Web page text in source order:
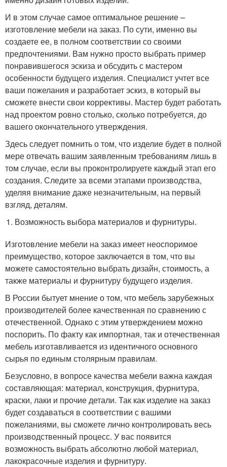
И в этом случае самое оптимальное решение –
изготовление мебели на заказ. По сути, именно вы
создаете ее, в полном соответствии со своими
предпочтениями. Вам нужно просто выбрать пример
понравившегося эскиза и обсудить с мастером
особенности будущего изделия. Специалист учтет все
ваши пожелания и разработает эскиз, в который вы
сможете внести свои коррективы. Мастер будет работать
над проектом ровно столько, сколько потребуется, до
вашего окончательного утверждения.
Здесь следует помнить о том, что изделие будет в полной
мере отвечать вашим заявленным требованиям лишь в
том случае, если вы проконтролируете каждый этап его
создания. Следите за всеми этапами производства,
уделяя внимание даже незначительным, на первый
взгляд, деталям.
Возможность выбора материалов и фурнитуры.
Изготовление мебели на заказ имеет неоспоримое
преимущество, которое заключается в том, что вы
можете самостоятельно выбрать дизайн, стоимость, а
также материалы и фурнитуру будущего изделия.
В России бытует мнение о том, что мебель зарубежных
производителей более качественная по сравнению с
отечественной. Однако с этим утверждением можно
поспорить. По факту как импортная, так и отечественная
мебель изготавливается из идентичного основного
сырья по единым столярным правилам.
Безусловно, в вопросе качества мебели важна каждая
составляющая: материал, конструкция, фурнитура,
краски, лаки и прочие детали. Так как изделие на заказ
будет создаваться в соответствии с вашими
пожеланиями, вы сможете лично контролировать весь
производственный процесс. У вас появится
возможность выбрать абсолютно любой материал,
лакокрасочные изделия и фурнитуру.